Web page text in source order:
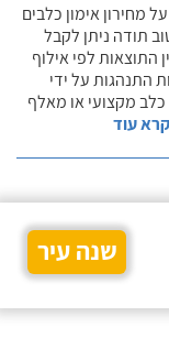
מחירון אימון כלבים
תודה ניתן לקבל
התוצאות לפי אילוף
התנהגות על ידי
כלב מקצועי או מאלף
קרא עוד
שנה עיר